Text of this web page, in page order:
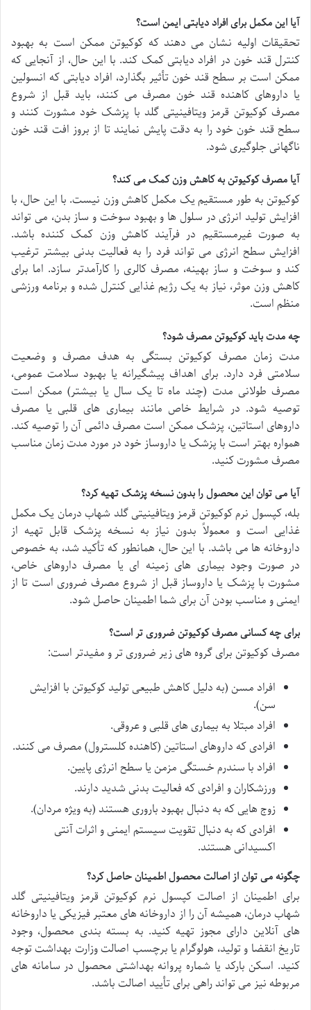
آیا این مکمل برای افراد دیابتی ایمن است؟
تحقیقات اولیه نشان می دهند که کوکیوتن ممکن است به بهبود
کنترل قند خون در افراد دیابتی کمک کند. با این حال، از آنجایی که
ممکن است بر سطح قند خون تأثیر بگذارد، افراد دیابتی که انسولین
یا داروهای کاهنده قند خون مصرف می کنند، باید قبل از شروع
مصرف کوکیوتن قرمز ویتافینیتی گلد با پزشک خود مشورت کنند و
سطح قند خون خود را به دقت پایش نمایند تا از بروز افت قند خون
ناگهانی جلوگیری شود.
آیا مصرف کوکیوتن به کاهش وزن کمک می کند؟
کوکیوتن به طور مستقیم یک مکمل کاهش وزن نیست. با این حال، با
افزایش تولید انرژی در سلول ها و بهبود سوخت و ساز بدن، می تواند
به صورت غیرمستقیم در فرآیند کاهش وزن کمک کننده باشد.
افزایش سطح انرژی می تواند فرد را به فعالیت بدنی بیشتر ترغیب
کند و سوخت و ساز بهینه، مصرف کالری را کارآمدتر سازد. اما برای
کاهش وزن موثر، نیاز به یک رژیم غذایی کنترل شده و برنامه ورزشی
منظم است.
چه مدت باید کوکیوتن مصرف شود؟
مدت زمان مصرف کوکیوتن بستگی به هدف مصرف و وضعیت
سلامتی فرد دارد. برای اهداف پیشگیرانه یا بهبود سلامت عمومی،
مصرف طولانی مدت (چند ماه تا یک سال یا بیشتر) ممکن است
توصیه شود. در شرایط خاص مانند بیماری های قلبی یا مصرف
داروهای استاتین، پزشک ممکن است مصرف دائمی آن را توصیه کند.
همواره بهتر است با پزشک یا داروساز خود در مورد مدت زمان مناسب
مصرف مشورت کنید.
آیا می توان این محصول را بدون نسخه پزشک تهیه کرد؟
بله، کپسول نرم کوکیوتن قرمز ویتافینیتی گلد شهاب درمان یک مکمل
غذایی است و معمولاً بدون نیاز به نسخه پزشک قابل تهیه از
داروخانه ها می باشد. با این حال، همانطور که تأکید شد، به خصوص
در صورت وجود بیماری های زمینه ای یا مصرف داروهای خاص،
مشورت با پزشک یا داروساز قبل از شروع مصرف ضروری است تا از
ایمنی و مناسب بودن آن برای شما اطمینان حاصل شود.
برای چه کسانی مصرف کوکیوتن ضروری تر است؟
مصرف کوکیوتن برای گروه های زیر ضروری تر و مفیدتر است:
افراد مسن (به دلیل کاهش طبیعی تولید کوکیوتن با افزایش
سن).
افراد مبتلا به بیماری های قلبی و عروقی.
افرادی که داروهای استاتین (کاهنده کلسترول) مصرف می کنند.
افراد با سندرم خستگی مزمن یا سطح انرژی پایین.
ورزشکاران و افرادی که فعالیت بدنی شدید دارند.
زوج هایی که به دنبال بهبود باروری هستند (به ویژه مردان).
افرادی که به دنبال تقویت سیستم ایمنی و اثرات آنتی
اکسیدانی هستند.
چگونه می توان از اصالت محصول اطمینان حاصل کرد؟
برای اطمینان از اصالت کپسول نرم کوکیوتن قرمز ویتافینیتی گلد
شهاب درمان، همیشه آن را از داروخانه های معتبر فیزیکی یا داروخانه
های آنلاین دارای مجوز تهیه کنید. به بسته بندی محصول، وجود
تاریخ انقضا و تولید، هولوگرام یا برچسب اصالت وزارت بهداشت توجه
کنید. اسکن بارکد یا شماره پروانه بهداشتی محصول در سامانه های
مربوطه نیز می تواند راهی برای تأیید اصالت باشد.